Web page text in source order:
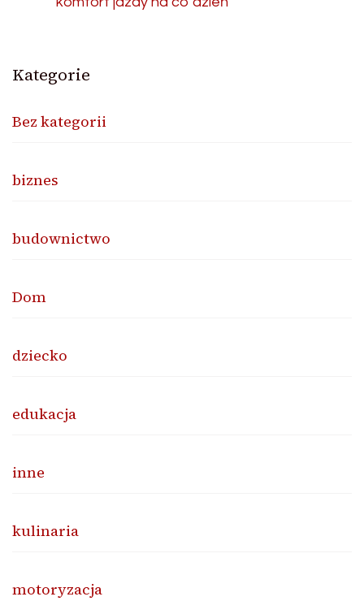
Kategorie
Bez kategorii
biznes
budownictwo
Dom
dziecko
edukacja
inne
kulinaria
motoryzacja